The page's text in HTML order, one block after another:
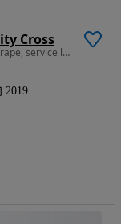
Cross
1332 cm3 • 150 CP • Fiat 500 X, automata, piele, trape, service la reprezentanta Fiat
2019